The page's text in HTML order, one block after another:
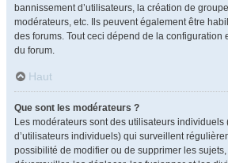
bannissement d’utilisateurs, la création de
modérateurs, etc. Ils peuvent également être
des forums. Tout ceci dépend de la configuration
du forum.
Haut
Que sont les modérateurs ?
Les modérateurs sont des utilisateurs individuels
d’utilisateurs individuels) qui surveillent
possibilité de modifier ou de supprimer les